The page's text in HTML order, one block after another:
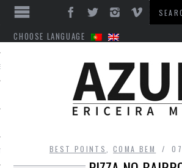
CHOOSE LANGUAGE
BEST POINTS ,COMA BEM